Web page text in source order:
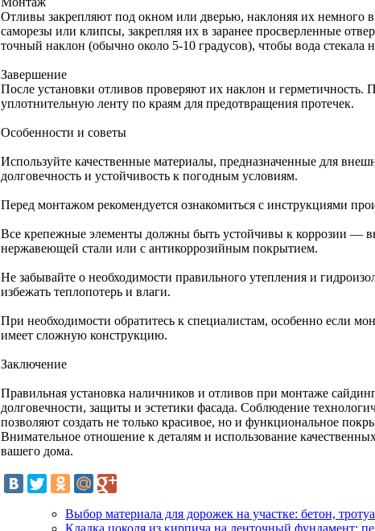
Отливы закрепляют под окном или дверью, наклоняя их немного
саморезы или клипсы, закрепляя их в заранее просверленные
точный наклон (обычно около 5-10 градусов), чтобы вода стекала
Завершение
После установки отливов проверяют их наклон и герметичность.
уплотнительную ленту по краям для предотвращения протечек.
Особенности и советы
Используйте качественные материалы, предназначенные для
долговечность и устойчивость к погодным условиям.
Перед монтажом рекомендуется ознакомиться с инструкциями
Все крепежные элементы должны быть устойчивы к коррозии —
нержавеющей стали или с антикоррозийным покрытием.
Не забывайте о необходимости правильного утепления и
избежать теплопотерь и влаги.
При необходимости обратитесь к специалистам, особенно если
имеет сложную конструкцию.
Заключение
Правильная установка наличников и отливов при монтаже
долговечности, защиты и эстетики фасада. Соблюдение
позволяют создать не только красивое, но и функциональное
Внимательное отношение к деталям и использование
вашего дома.
Выбор материала для дорожек на участке: бетон,
Кладка цоколя из кирпича на ленточный фундамент: